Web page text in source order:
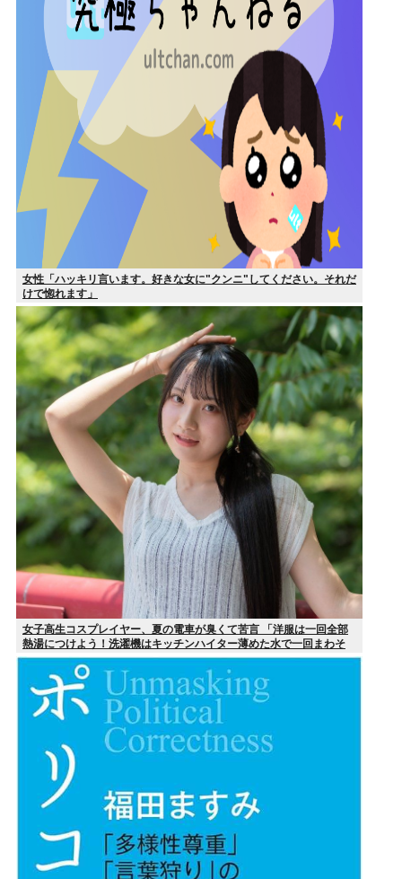
女性「ハッキリ言います。好きな女に"クンニ"してください。それだ
けで惚れます」
女子高生コスプレイヤー、夏の電車が臭くて苦言 「洋服は一回全部
熱湯につけよう！洗濯機はキッチンハイター薄めた水で一回まわそ
う！」